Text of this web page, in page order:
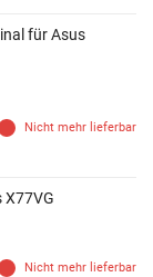
für Asus
Nicht mehr lieferbar
X77VG
Nicht mehr lieferbar